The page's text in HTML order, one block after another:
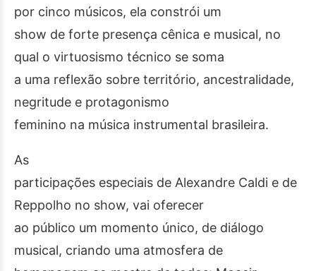
por cinco músicos, ela constrói um
show de forte presença cênica e musical, no
qual o virtuosismo técnico se soma
a uma reflexão sobre território, ancestralidade,
negritude e protagonismo
feminino na música instrumental brasileira.
As
participações especiais de Alexandre Caldi e de
Reppolho no show, vai oferecer
ao público um momento único, de diálogo
musical, criando uma atmosfera de